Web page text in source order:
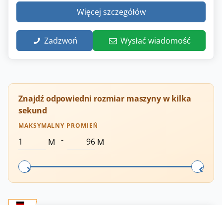
Więcej szczegółów
Zadzwoń Wysłać wiadomość
Znajdź odpowiedni rozmiar maszyny w kilka
sekund
MAKSYMALNY PROMIEŃ
M - M